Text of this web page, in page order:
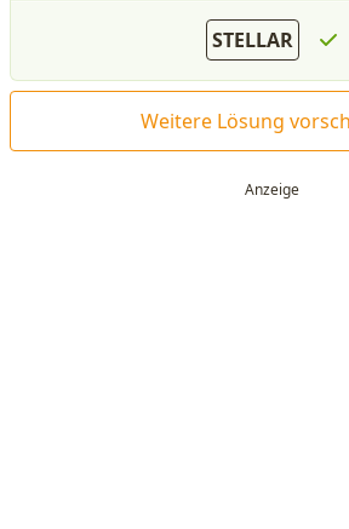
STELLAR
Weitere Lösung